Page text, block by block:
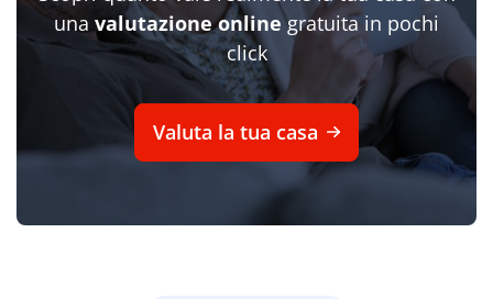
una valutazione onlinegratuita in pochi
click
Valuta la tua casa